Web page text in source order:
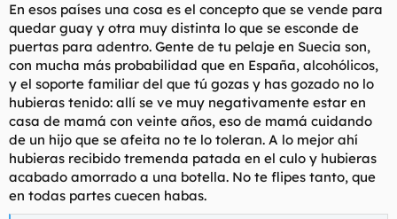
En esos países una cosa es el concepto que se vende para
quedar guay y otra muy distinta lo que se esconde de
puertas para adentro. Gente de tu pelaje en Suecia son,
con mucha más probabilidad que en España, alcohólicos,
y el soporte familiar del que tú gozas y has gozado no lo
hubieras tenido: allí se ve muy negativamente estar en
casa de mamá con veinte años, eso de mamá cuidando
de un hijo que se afeita no te lo toleran. A lo mejor ahí
hubieras recibido tremenda patada en el culo y hubieras
acabado amorrado a una botella. No te flipes tanto, que
en todas partes cuecen habas.